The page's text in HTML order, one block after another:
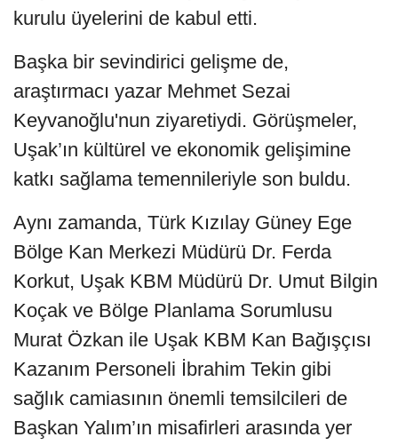
kurulu üyelerini de kabul etti.
Başka bir sevindirici gelişme de,
araştırmacı yazar Mehmet Sezai
Keyvanoğlu'nun ziyaretiydi. Görüşmeler,
Uşak’ın kültürel ve ekonomik gelişimine
katkı sağlama temennileriyle son buldu.
Aynı zamanda, Türk Kızılay Güney Ege
Bölge Kan Merkezi Müdürü Dr. Ferda
Korkut, Uşak KBM Müdürü Dr. Umut Bilgin
Koçak ve Bölge Planlama Sorumlusu
Murat Özkan ile Uşak KBM Kan Bağışçısı
Kazanım Personeli İbrahim Tekin gibi
sağlık camiasının önemli temsilcileri de
Başkan Yalım’ın misafirleri arasında yer